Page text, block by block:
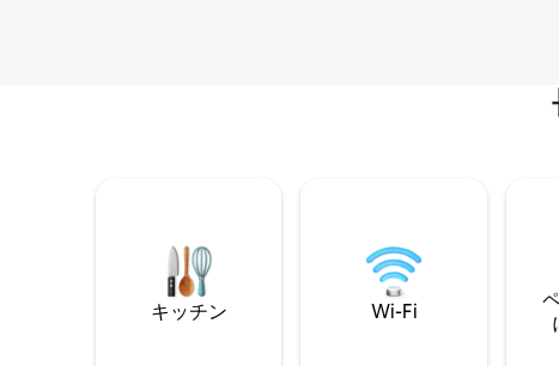
キッチン Wi-Fi